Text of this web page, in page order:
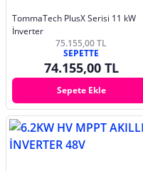
TommaTech PlusX Serisi 11 kW
İnverter
75.155,00 TL
SEPETTE
74.155,00 TL
Sepete Ekle